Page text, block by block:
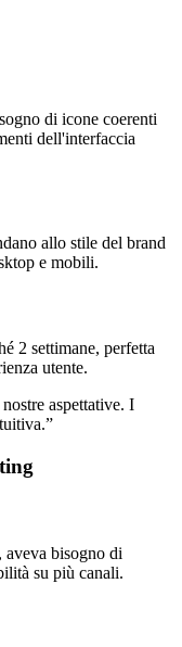
di icone coerenti
dell'interfaccia
allo stile del brand
e mobili.
2 settimane, perfetta
utente.
aspettative. I
”
bisogno di
su più canali.